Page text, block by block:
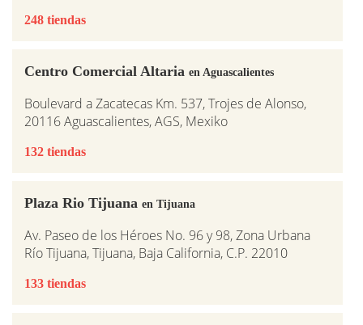
248 tiendas
Centro Comercial Altaria en Aguascalientes
Boulevard a Zacatecas Km. 537, Trojes de Alonso,
20116 Aguascalientes, AGS, Mexiko
132 tiendas
Plaza Rio Tijuana en Tijuana
Av. Paseo de los Héroes No. 96 y 98, Zona Urbana
Río Tijuana, Tijuana, Baja California, C.P. 22010
133 tiendas